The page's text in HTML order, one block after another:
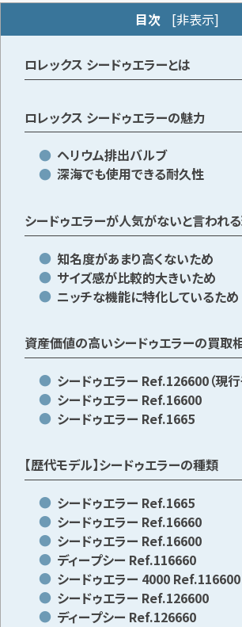
目次 [非表示]
ロレックス シードゥエラーとは
ロレックス シードゥエラーの魅力
ヘリウム排出バルブ
深海でも使用できる耐久性
シードゥエラーが人気がないと言われ
知名度があまり高くないため
サイズ感が比較的大きいため
ニッチな機能に特化しているため
資産価値の高いシードゥエラーの買取
シードゥエラー Ref.126600（現行
シードゥエラー Ref.16600
シードゥエラー Ref.1665
【歴代モデル】シードゥエラーの種類
シードゥエラー Ref.1665
シードゥエラー Ref.16660
シードゥエラー Ref.16600
ディープシー Ref.116660
シードゥエラー 4000 Ref.116600
シードゥエラー Ref.126600
ディープシー Ref.126660